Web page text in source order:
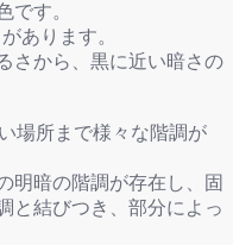
です。
あります。
さから、黒に近い暗さの
場所まで様々な階調が
明暗の階調が存在し、固
と結びつき、部分によっ